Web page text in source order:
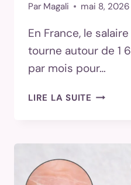
Par Magali mai 8, 2026
En France, le
tourne autour de 1
par mois pour…
LIRE LA SUITE SALAIRE
GAGNE-